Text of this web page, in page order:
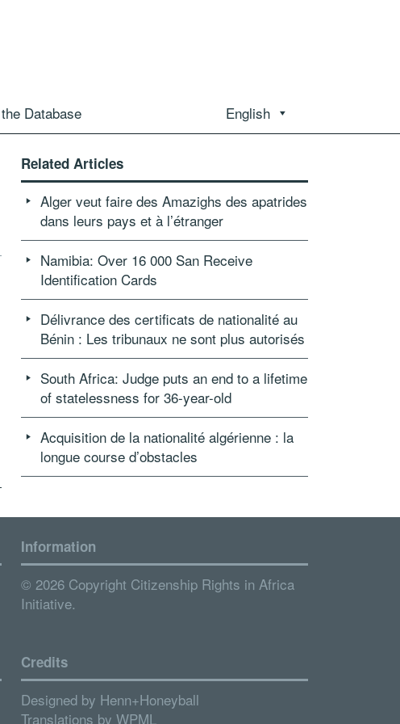
Database English
Related Articles
Alger veut faire des Amazighs des apatrides
dans leurs pays et à l’étranger
Namibia: Over 16 000 San Receive
Identification Cards
Délivrance des certificats de nationalité au
Bénin : Les tribunaux ne sont plus autorisés
South Africa: Judge puts an end to a lifetime
of statelessness for 36-year-old
Acquisition de la nationalité algérienne : la
longue course d’obstacles
Information
© 2026 Copyright Citizenship Rights in Africa
Initiative.
Credits
Designed by Henn+Honeyball
Translations by WPML